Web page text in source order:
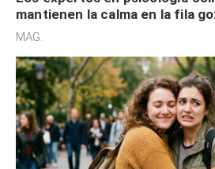
mantienen la calma en la fila
cognitiva, gratitud y no solo
MAG.